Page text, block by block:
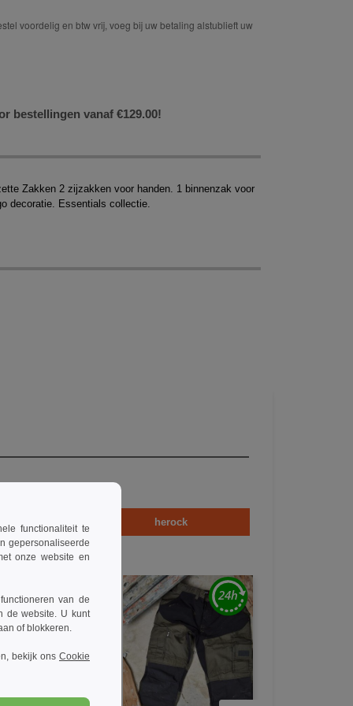
voordelig en btw vrij, voeg bij uw betaling alstublieft uw
bestellingen vanaf €129.00!
Zakken 2 zijzakken voor handen. 1 binnenzak voor
decoratie. Essentials collectie.
herock
functionaliteit te
gepersonaliseerde
onze website en
van de
de website. U kunt
of blokkeren.
bekijk ons Cookie